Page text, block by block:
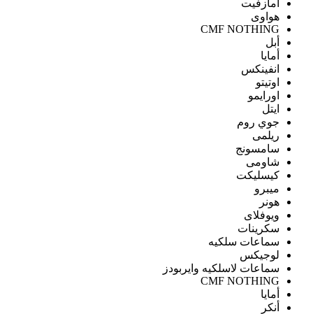
أمازفيت
هواوى
CMF NOTHING
أبل
أمايا
انفينكس
اوتيتو
اورايمو
ايتل
جوي روم
ريلمى
سامسونج
شاومى
كيسليكت
ميبرو
هونر
ويوفلاى
سكرينات
سماعات سلكيه
لوجيكس
سماعات لاسلكيه وايربودز
CMF NOTHING
أمايا
أنكر